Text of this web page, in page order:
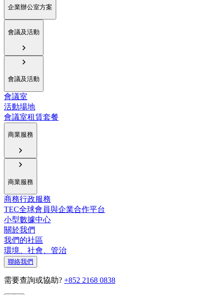
企業辦公室方案
會議及活動
會議及活動
會議室
活動場地
會議室租賃套餐
商業服務
商業服務
商務行政服務
TEC全球會員與企業合作平台
小型數據中心
關於我們
我們的社區
環境、社會、管治
聯絡我們
需要查詢或協助? +852 2168 0838